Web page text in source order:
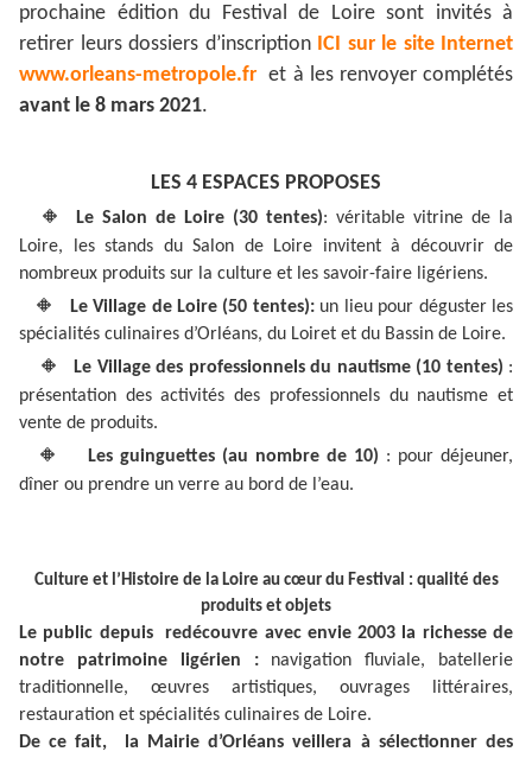
prochaine édition du Festival de Loire sont invités à
retirer leurs dossiers d’inscription ICI sur le site Internet
www.orleans-metropole.fr et à les renvoyer complétés
avant le 8 mars 2021.
LES 4 ESPACES PROPOSES
🔸 Le Salon de Loire (30 tentes): véritable vitrine de la
Loire, les stands du Salon de Loire invitent à découvrir de
nombreux produits sur la culture et les savoir-faire ligériens.
🔸 Le Village de Loire (50 tentes):un lieu pour déguster les
spécialités culinaires d’Orléans, du Loiret et du Bassin de Loire.
🔸 Le Village des professionnels du nautisme (10 tentes) :
présentation des activités des professionnels du nautisme et
vente de produits.
🔸 Les guinguettes (au nombre de 10) : pour déjeuner,
dîner ou prendre un verre au bord de l’eau.
Culture et l’Histoire de la Loire au cœur du Festival : qualité des
produits et objets
Le public depuis redécouvre avec envie 2003 la richesse de
notre patrimoine ligérien :navigation fluviale, batellerie
traditionnelle, œuvres artistiques, ouvrages littéraires,
restauration et spécialités culinaires de Loire.
De ce fait, la Mairie d’Orléans veillera à sélectionner des